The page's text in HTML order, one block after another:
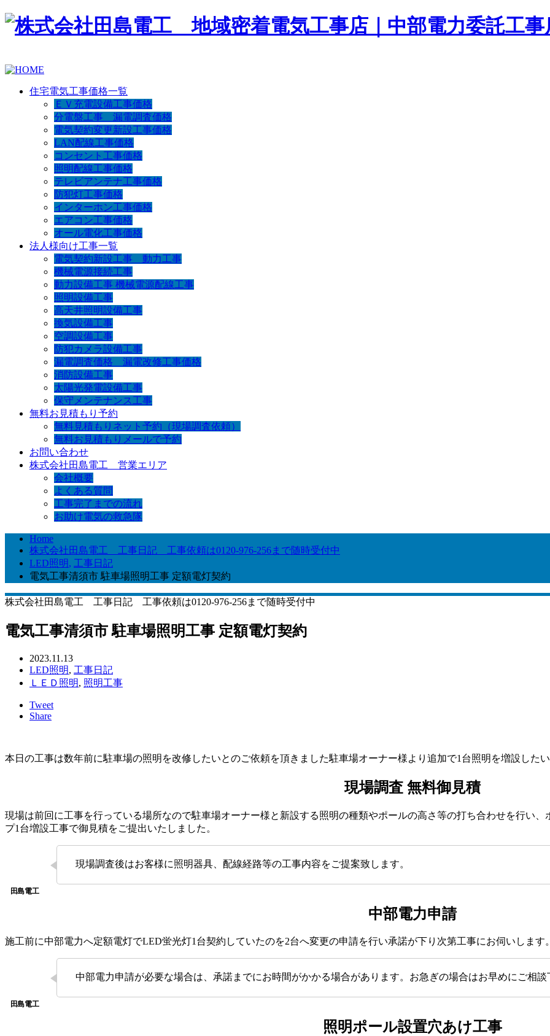
住宅電気工事価格一覧
ＥＶ充電設備工事価格
分電盤工事 漏電調査価格
電気契約変更新設工事価格
LAN配線工事価格
コンセント工事価格
照明配線工事価格
テレビアンテナ工事価格
防犯灯工事価格
インターホン工事価格
エアコン工事価格
オール電化工事価格
法人様向け工事一覧
電気契約新設工事 動力工事
機械電源接続工事
動力設備工事 機械電源配線工事
照明設備工事
高天井照明設備工事
換気設備工事
空調設備工事
防犯カメラ設備工事
漏電調査価格 漏電改修工事価格
消防設備工事
太陽光発電設備工事
保守メンテナンス工事
無料お見積もり予約
無料見積もりネット予約（現場調査依頼）
無料お見積もりメールで予約
お問い合わせ
株式会社田島電工 営業エリア
会社概要
よくある質問
工事完了までの流れ
お助け電気の救急隊
Home
株式会社田島電工 工事日記 工事依頼は0120-976-256まで随時受付中
LED照明, 工事日記
電気工事清須市 駐車場照明工事 定額電灯契約
株式会社田島電工 工事日記 工事依頼は0120-976-256まで随時受付中
電気工事清須市 駐車場照明工事 定額電灯契約
2023.11.13
LED照明, 工事日記
ＬＥＤ照明, 照明工事
Tweet
Share
本日の工事は数年前に駐車場の照明を改修したいとのご依頼を頂きました駐車場オーナー様より追加で1台照明を増設した
現場調査 無料御見積
現場は前回に工事を行っている場所なので駐車場オーナー様と新設する照明の種類やポールの高さ等の打ち合わせを行い
プ1台増設工事で御見積をご提出いたしました。
現場調査後はお客様に照明器具、配線経路等の工事内容をご提案致します。
中部電力申請
施工前に中部電力へ定額電灯でLED蛍光灯1台契約していたのを2台へ変更の申請を行い承諾が下り次第工事にお伺いします。
中部電力申請が必要な場合は、承諾までにお時間がかかる場合があります。お急ぎの場合はお早めにご相談
照明ポール設置穴あけ工事